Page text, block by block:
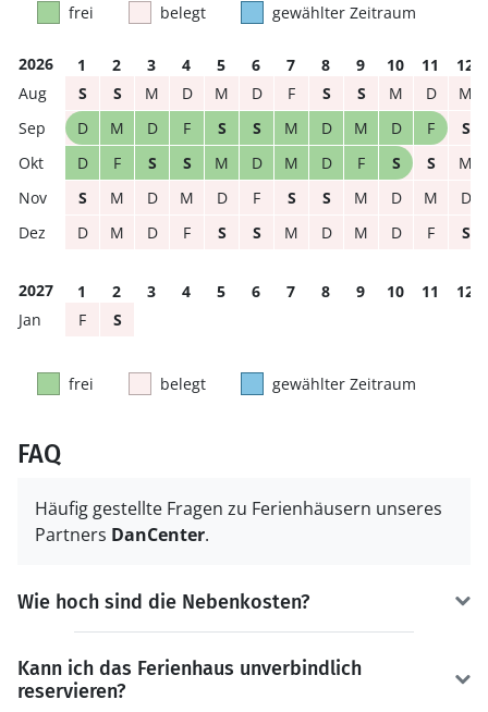
frei belegt gewählter Zeitraum
2026 1 2 3 4 5 6 7 8 9 10 11
12
S
S M D M D F S S M D
M
D
M D F S S M D M D F
S
D
F S S M D M D F S S
M
S
M D M D F S S M D M
D
D
M D F S S M D M D F S
2027 1 2 3 4 5 6 7 8 9 10 11
12
F
S
frei belegt gewählter Zeitraum
FAQ
Häufig gestellte Fragen zu Ferienhäusern unseres
Partners DanCenter.
Wie hoch sind die Nebenkosten?
Kann ich das Ferienhaus unverbindlich
reservieren?